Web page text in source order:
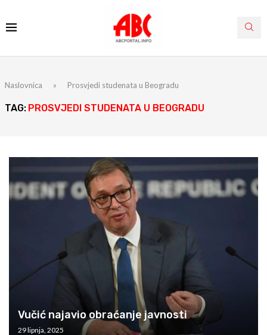
Naslovnica » Prosvjedi studenata u Beogradu
TAG: PROSVJEDI STUDENATA U BEOGRADU
Vučić najavio obraćanje javnosti
29 lipnja, 2025